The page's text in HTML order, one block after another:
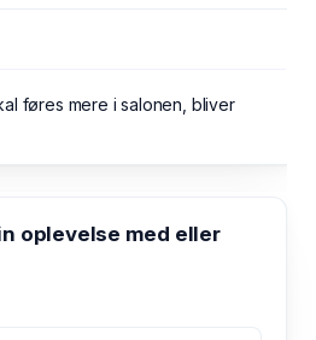
føres mere i salonen, bliver
oplevelse med eller